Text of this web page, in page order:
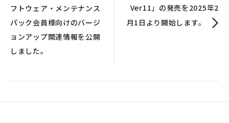
フトウェア・メンテナンス
パック会員様向けのバージ
ョンアップ関連情報を公開
しました。
Ver11」の発売を2025年2
月1日より開始します。